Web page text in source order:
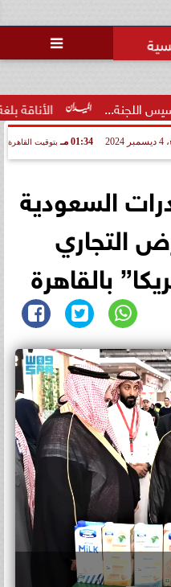

الأناقة بلغة
01:34 مـ بتوقيت القاهرة
السعودية
التجاري
بالقاهرة